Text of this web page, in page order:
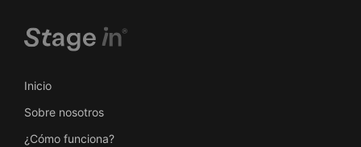
Inicio
Sobre nosotros
¿Cómo funciona?